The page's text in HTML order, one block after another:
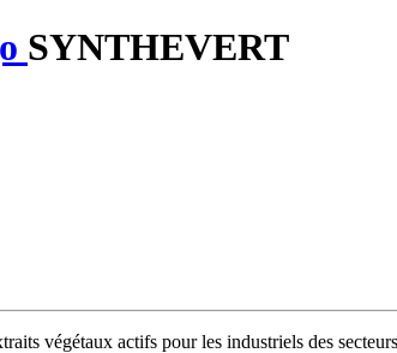
SYNTHEVERT
végétaux actifs pour les industriels des